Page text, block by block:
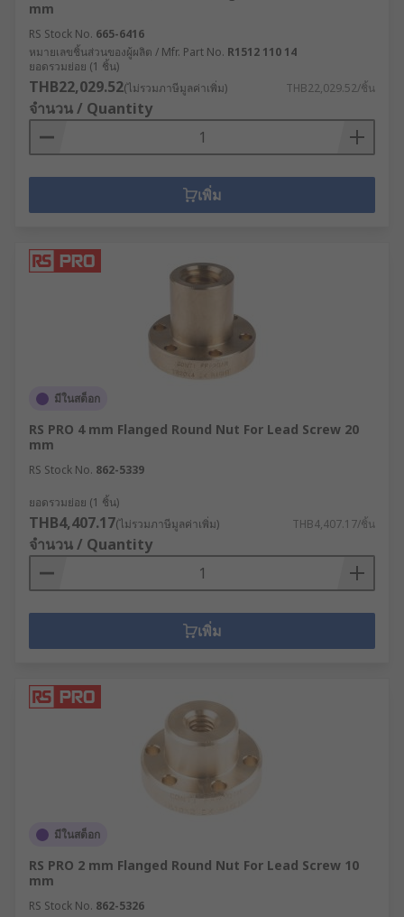
mm
RS Stock No. 665-6416
หมายเลขชิ้นส่วนของผู้ผลิต / Mfr. Part No. R1512 110 14
ยอดรวมย่อย (1 ชิ้น)
THB22,029.52(ไม่รวมภาษีมูลค่าเพิ่ม) THB22,029.52/ชิ้น
จำนวน / Quantity
เพิ่ม
มีในสต็อก
RS PRO 4 mm Flanged Round Nut For Lead Screw 20
mm
RS Stock No. 862-5339
ยอดรวมย่อย (1 ชิ้น)
THB4,407.17(ไม่รวมภาษีมูลค่าเพิ่ม) THB4,407.17/ชิ้น
จำนวน / Quantity
เพิ่ม
มีในสต็อก
RS PRO 2 mm Flanged Round Nut For Lead Screw 10
mm
RS Stock No. 862-5326